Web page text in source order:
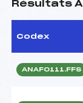
Résultats
Codex
ANAF0111.FFS